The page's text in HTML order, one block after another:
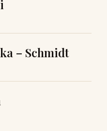
– Schmidt